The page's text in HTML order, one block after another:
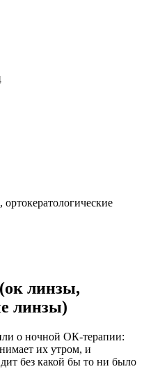
линзы,
линзы)
о ночной ОК-терапии:
их утром, и
без какой бы то ни было